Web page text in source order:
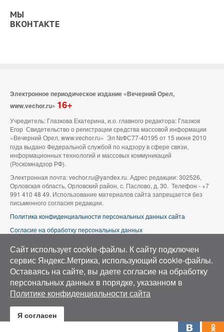
МЫ
ВКОНТАКТЕ
Электронное периодическое издание «Вечерний Орел,
www.vechor.ru» 16+
Учредитель: Глазкова Екатерина, и.о. главного редактора: Глазков
Егор Свидетельство о регистрации средства массовой информации
«Вечерний Орел, www.vechor.ru» Эл №ФС77-40195 от 15 июня 2010
года выдано Федеральной службой по надзору в сфере связи,
информационных технологий и массовых коммуникаций
(Роскомнадзор РФ).
Электронная почта: vechor.ru@yandex.ru. Адрес редакции: 302526,
Орловская область, Орловский район, с. Паслово, д. 30. Телефон - +7
991 410 48 49. Использование материалов сайта запрещается без
письменного согласия редакции.
Политика конфиденциальности персональных данных сайта
Согласие на обработку персональных данных
Аэросъемка в Орле»
Сайт использует cookie-файлы. К cайту подключен
сервис Яндекс.Метрика, использующий cookie-файлы.
Оставаясь на сайте, вы даете согласие на обработку
персональных данных в порядке, указанном в
Политике конфиденциальности сайта
Я согласен